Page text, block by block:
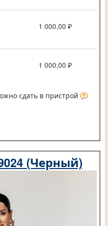
1 000,00 ₽
1 000,00 ₽
сдать в пристрой
(Черный)